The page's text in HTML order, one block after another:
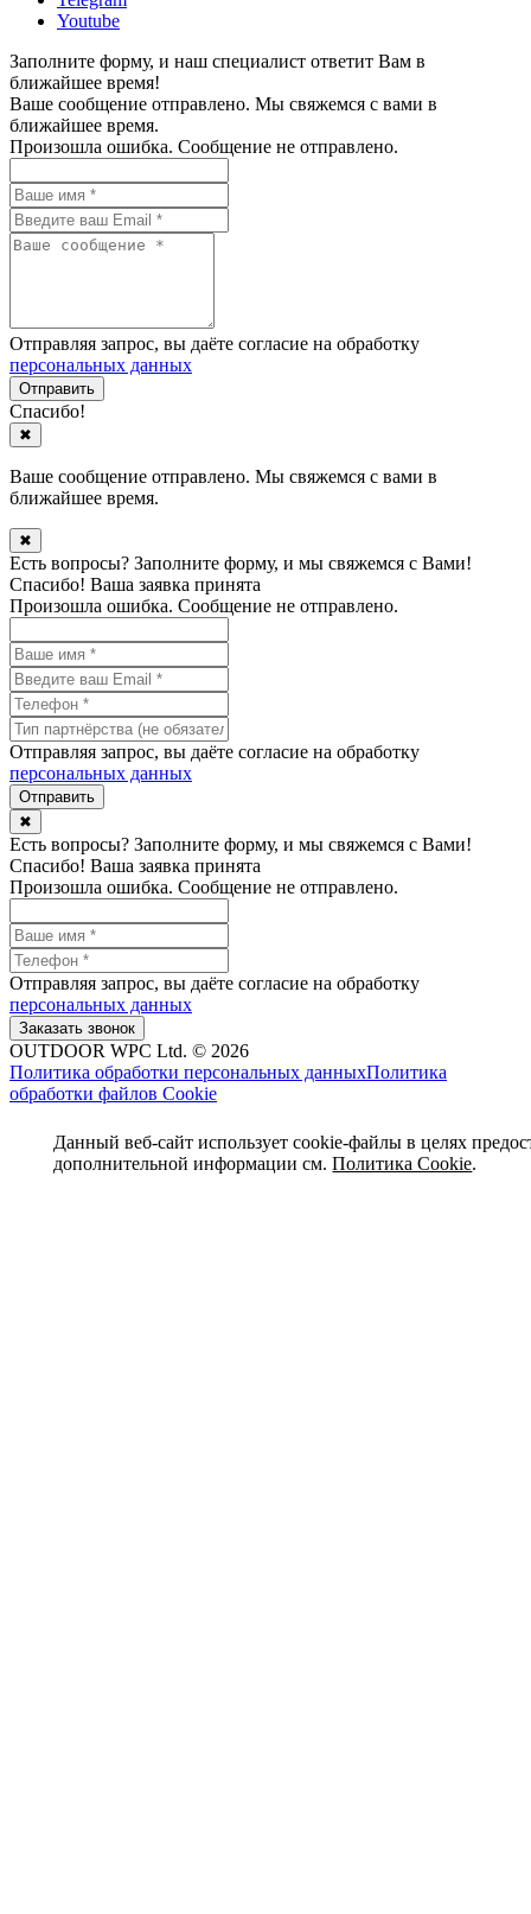
Youtube
Заполните форму, и наш специалист ответит Вам в
ближайшее время!
Ваше сообщение отправлено. Мы свяжемся с вами в
ближайшее время.
Произошла ошибка. Сообщение не отправлено.
Отправляя запрос, вы даёте согласие на обработку
персональных данных
Спасибо!
✖
Ваше сообщение отправлено. Мы свяжемся с вами в
ближайшее время.
✖
Есть вопросы? Заполните форму, и мы свяжемся с Вами!
Спасибо! Ваша заявка принята
Произошла ошибка. Сообщение не отправлено.
Отправляя запрос, вы даёте согласие на обработку
персональных данных
✖
Есть вопросы? Заполните форму, и мы свяжемся с Вами!
Спасибо! Ваша заявка принята
Произошла ошибка. Сообщение не отправлено.
Отправляя запрос, вы даёте согласие на обработку
персональных данных
OUTDOOR WPC Ltd. © 2026
Политика обработки персональных данныхПолитика
обработки файлов Cookie
Данный веб-сайт использует cookie-файлы в целях
дополнительной информации см.Политика Cookie.